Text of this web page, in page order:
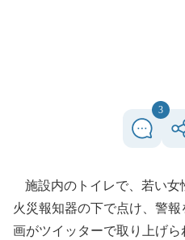
3
施設内のトイレで、若い女
火災報知器の下で点け、警
画がツイッターで取り上げら